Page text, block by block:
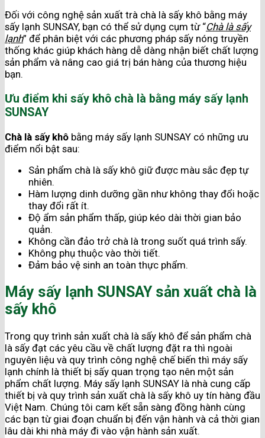
Đối với công nghệ sản xuất trà chà là sấy khô bằng máy
sấy lạnh SUNSAY, bạn có thể sử dụng cụm từ “Chà là sấy
lạnh” để phân biệt với các phương pháp sấy nóng truyền
thống khác giúp khách hàng dễ dàng nhận biết chất lượng
sản phẩm và nâng cao giá trị bán hàng của thương hiệu
bạn.
Ưu điểm khi sấy khô chà là bằng máy sấy lạnh
SUNSAY
Chà là sấy khô bằng máy sấy lạnh SUNSAY có những ưu
điểm nổi bật sau:
Sản phẩm chà là sấy khô giữ được màu sắc đẹp tự
nhiên.
Hàm lượng dinh dưỡng gần như không thay đổi hoặc
thay đổi rất ít.
Độ ẩm sản phẩm thấp, giúp kéo dài thời gian bảo
quản.
Không cần đảo trở chà là trong suốt quá trình sấy.
Không phụ thuộc vào thời tiết.
Đảm bảo vệ sinh an toàn thực phẩm.
Máy sấy lạnh SUNSAY sản xuất chà là
sấy khô
Trong quy trình sản xuất chà là sấy khô để sản phẩm chà
là sấy đạt các yêu cầu về chất lượng đặt ra thì ngoài
nguyên liệu và quy trình công nghệ chế biến thì máy sấy
lạnh chính là thiết bị sấy quan trọng tạo nên một sản
phẩm chất lượng. Máy sấy lạnh SUNSAY là nhà cung cấp
thiết bị và quy trình sản xuất chà là sấy khô uy tín hàng đầu
Việt Nam. Chúng tôi cam kết sẵn sàng đồng hành cùng
các bạn từ giai đoạn chuẩn bị đến vận hành và cả thời gian
lâu dài khi nhà máy đi vào vận hành sản xuất.